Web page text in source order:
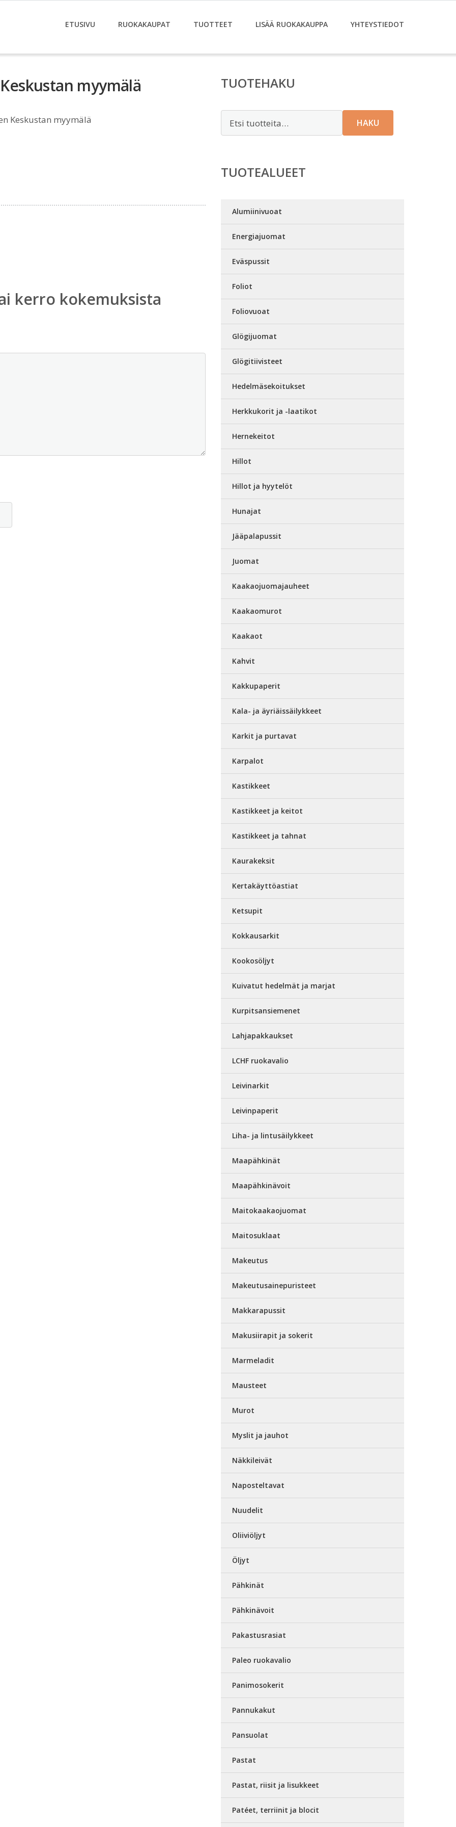
ETUSIVU RUOKAKAUPAT TUOTTEET LISÄÄ RUOKAKAUPPA YHTEYSTIEDOT
myymälä
Keskustan myymälä
kerro kokemuksista
TUOTEHAKU
HAKU
TUOTEALUEET
Alumiinivuoat
Energiajuomat
Eväspussit
Foliot
Foliovuoat
Glögijuomat
Glögitiivisteet
Hedelmäsekoitukset
Herkkukorit ja -laatikot
Hernekeitot
Hillot
Hillot ja hyytelöt
Hunajat
Jääpalapussit
Juomat
Kaakaojuomajauheet
Kaakaomurot
Kaakaot
Kahvit
Kakkupaperit
Kala- ja äyriäissäilykkeet
Karkit ja purtavat
Karpalot
Kastikkeet
Kastikkeet ja keitot
Kastikkeet ja tahnat
Kaurakeksit
Kertakäyttöastiat
Ketsupit
Kokkausarkit
Kookosöljyt
Kuivatut hedelmät ja marjat
Kurpitsansiemenet
Lahjapakkaukset
LCHF ruokavalio
Leivinarkit
Leivinpaperit
Liha- ja lintusäilykkeet
Maapähkinät
Maapähkinävoit
Maitokaakaojuomat
Maitosuklaat
Makeutus
Makeutusainepuristeet
Makkarapussit
Makusiirapit ja sokerit
Marmeladit
Mausteet
Murot
Myslit ja jauhot
Näkkileivät
Naposteltavat
Nuudelit
Oliiviöljyt
Öljyt
Pähkinät
Pähkinävoit
Pakastusrasiat
Paleo ruokavalio
Panimosokerit
Pannukakut
Pansuolat
Pastat
Pastat, riisit ja lisukkeet
Patéet, terriinit ja blocit